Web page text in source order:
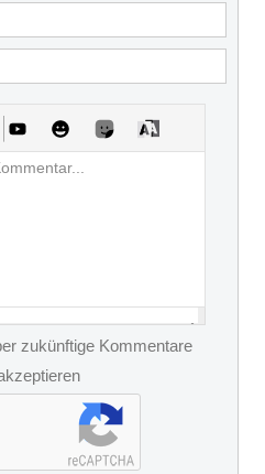
zukünftige Kommentare